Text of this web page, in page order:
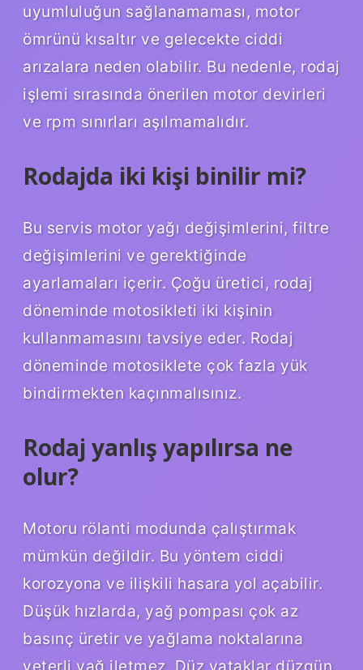
uyumluluğun sağlanamaması, motor
ömrünü kısaltır ve gelecekte ciddi
arızalara neden olabilir. Bu nedenle, rodaj
işlemi sırasında önerilen motor devirleri
ve rpm sınırları aşılmamalıdır.
Rodajda iki kişi binilir mi?
Bu servis motor yağı değişimlerini, filtre
değişimlerini ve gerektiğinde
ayarlamaları içerir. Çoğu üretici, rodaj
döneminde motosikleti iki kişinin
kullanmamasını tavsiye eder. Rodaj
döneminde motosiklete çok fazla yük
bindirmekten kaçınmalısınız.
Rodaj yanlış yapılırsa ne
olur?
Motoru rölanti modunda çalıştırmak
mümkün değildir. Bu yöntem ciddi
korozyona ve ilişkili hasara yol açabilir.
Düşük hızlarda, yağ pompası çok az
basınç üretir ve yağlama noktalarına
yeterli yağ iletmez. Düz yataklar düzgün